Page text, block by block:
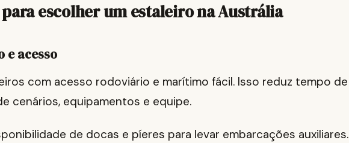
escolher um estaleiro na Austrália
e acesso
com acesso rodoviário e marítimo fácil. Isso reduz tempo de
cenários, equipamentos e equipe.
de docas e píeres para levar embarcações auxiliares.